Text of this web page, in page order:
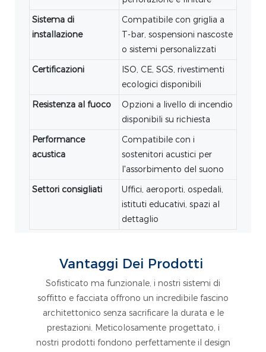
Sistema di
installazione
Compatibile con griglia a
T-bar, sospensioni nascoste
o sistemi personalizzati
Certificazioni
ISO, CE, SGS, rivestimenti
ecologici disponibili
Resistenza al fuoco
Opzioni a livello di incendio
disponibili su richiesta
Performance
acustica
Compatibile con i
sostenitori acustici per
l'assorbimento del suono
Settori consigliati
Uffici, aeroporti, ospedali,
istituti educativi, spazi al
dettaglio
Vantaggi Dei Prodotti
Sofisticato ma funzionale, i nostri sistemi di
soffitto e facciata offrono un incredibile fascino
architettonico senza sacrificare la durata e le
prestazioni. Meticolosamente progettato, i
nostri prodotti fondono perfettamente il design